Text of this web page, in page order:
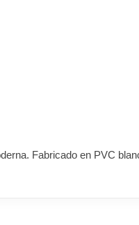
Fabricado en PVC